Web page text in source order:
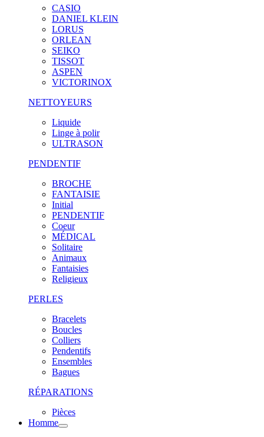
CASIO
DANIEL KLEIN
LORUS
ORLEAN
SEIKO
TISSOT
ASPEN
VICTORINOX
NETTOYEURS
Liquide
Linge à polir
ULTRASON
PENDENTIF
BROCHE
FANTAISIE
Initial
PENDENTIF
Coeur
MÉDICAL
Solitaire
Animaux
Fantaisies
Religieux
PERLES
Bracelets
Boucles
Colliers
Pendentifs
Ensembles
Bagues
RÉPARATIONS
Pièces
Homme